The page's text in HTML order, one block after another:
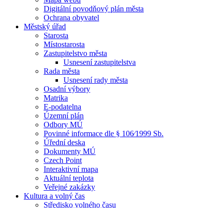
Digitální povodňový plán města
Ochrana obyvatel
Městský úřad
Starosta
Místostarosta
Zastupitelstvo města
Usnesení zastupitelstva
Rada města
Usnesení rady města
Osadní výbory
Matrika
E-podatelna
Územní plán
Odbory MÚ
Povinné informace dle § 106⁄1999 Sb.
Úřední deska
Dokumenty MÚ
Czech Point
Interaktivní mapa
Aktuální teplota
Veřejné zakázky
Kultura a volný čas
Středisko volného času